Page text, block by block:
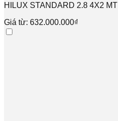
HILUX STANDARD 2.8 4X2 MT
Giá từ: 632.000.000₫